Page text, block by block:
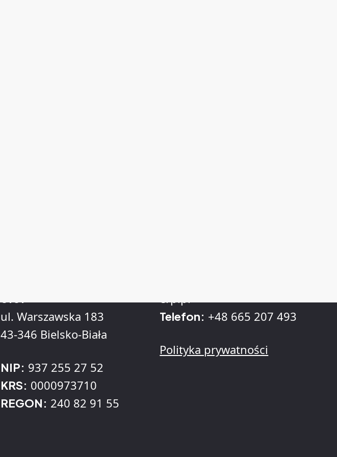
ul. Warszawska 183
43-346 Bielsko-Biała
NIP: 937 255 27 52
KRS: 0000973710
REGON: 240 82 91 55
erp.pl
Telefon: +48 665 207 493
Polityka prywatności